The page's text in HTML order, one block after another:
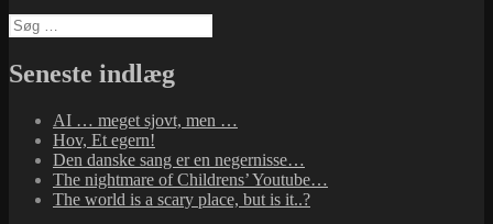
Søg
efter:
Seneste indlæg
AI … meget sjovt, men …
Hov, Et egern!
Den danske sang er en negernisse…
The nightmare of Childrens’ Youtube…
The world is a scary place, but is it..?